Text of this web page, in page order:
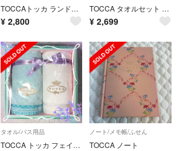
TOCCAトッカ ランドリーデリケート クレオパトラの香り 235ml 洗濯洗剤
¥ 2,800
TOCCA タオルセット フェイスタオル 2枚 ゲストタオル バスタオル
¥ 2,699
タオル/バス用品
TOCCA トッカ フェイスタオル ２枚セット ブルー＆ホワイト 【匿名配送】
ノート/メモ帳/ふせん
TOCCA ノート